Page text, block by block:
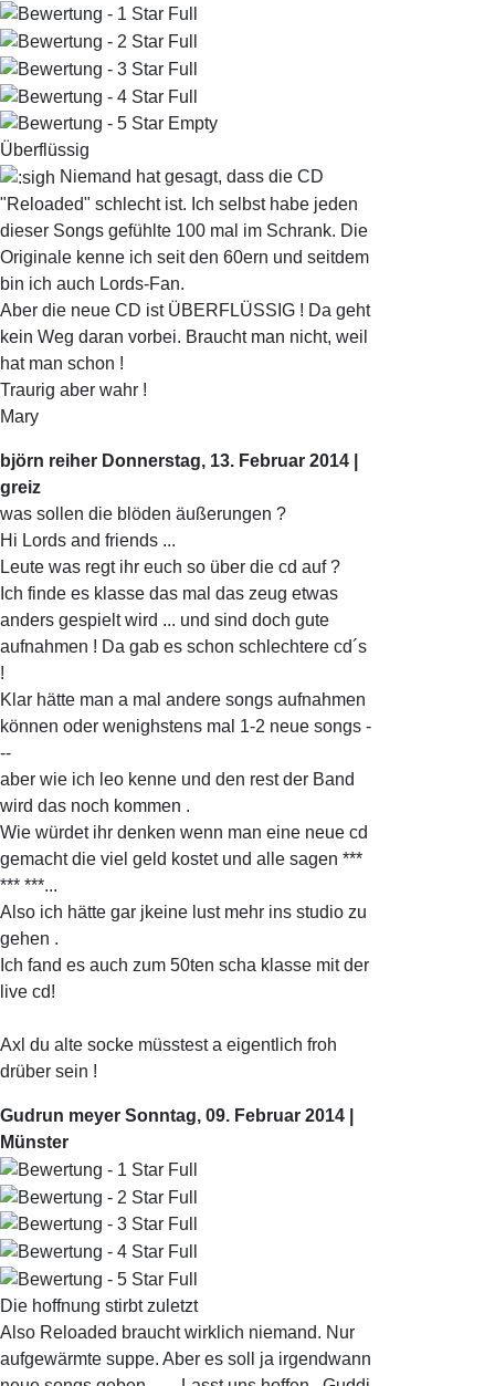
Überflüssig
Niemand hat gesagt, dass die CD
"Reloaded" schlecht ist. Ich selbst habe jeden
dieser Songs gefühlte 100 mal im Schrank. Die
Originale kenne ich seit den 60ern und seitdem
bin ich auch Lords-Fan.
Aber die neue CD ist ÜBERFLÜSSIG ! Da geht
kein Weg daran vorbei. Braucht man nicht, weil
hat man schon !
Traurig aber wahr !
Mary
björn reiher Donnerstag, 13. Februar 2014 |
greiz
was sollen die blöden äußerungen ?
Hi Lords and friends ...
Leute was regt ihr euch so über die cd auf ?
Ich finde es klasse das mal das zeug etwas
anders gespielt wird ... und sind doch gute
aufnahmen ! Da gab es schon schlechtere cd´s
!
Klar hätte man a mal andere songs aufnahmen
können oder wenighstens mal 1-2 neue songs -
--
aber wie ich leo kenne und den rest der Band
wird das noch kommen .
Wie würdet ihr denken wenn man eine neue cd
gemacht die viel geld kostet und alle sagen ***
*** ***...
Also ich hätte gar jkeine lust mehr ins studio zu
gehen .
Ich fand es auch zum 50ten scha klasse mit der
live cd!
Axl du alte socke müsstest a eigentlich froh
drüber sein !
Gudrun meyer Sonntag, 09. Februar 2014 |
Münster
Die hoffnung stirbt zuletzt
Also Reloaded braucht wirklich niemand. Nur
aufgewärmte suppe. Aber es soll ja irgendwann